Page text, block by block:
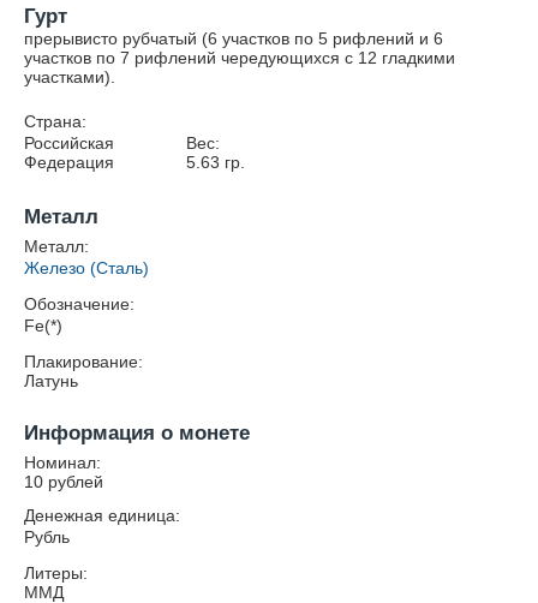
Гурт
прерывисто рубчатый (6 участков по 5 рифлений и 6
участков по 7 рифлений чередующихся с 12 гладкими
участками).
Страна:
Российская
Федерация
Вес:
5.63 гр.
Металл
Металл:
Железо (Сталь)
Обозначение:
Fe(*)
Плакирование:
Латунь
Информация о монете
Номинал:
10 рублей
Денежная единица:
Рубль
Литеры:
ММД